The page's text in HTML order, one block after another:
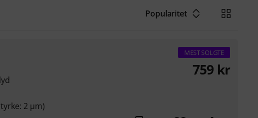
Popularitet
2 µm)
MEST SOLGTE
759 kr